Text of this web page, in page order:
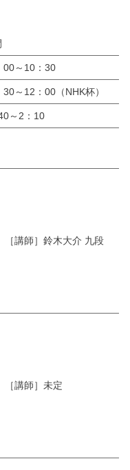
00～10：30
～12：00（NHK杯）
～2：10
［講師］鈴木大介 九段
［講師］未定